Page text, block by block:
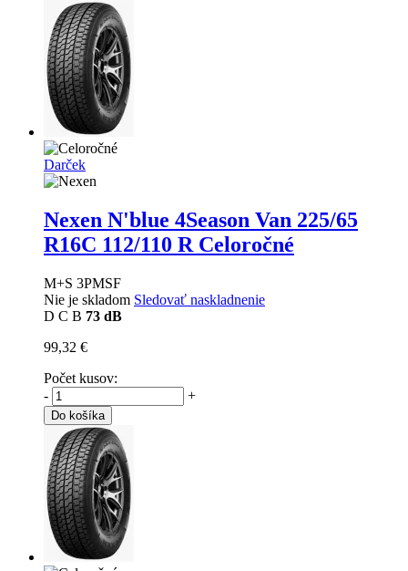
Darček
Nexen N'blue 4Season Van 225/65
R16C 112/110 R Celoročné
M+S 3PMSF
Nie je skladom Sledovať naskladnenie
D C B 73 dB
99,32 €
Počet kusov:
-
+
Do košíka